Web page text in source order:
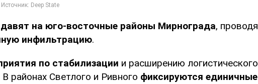
давят на юго-восточные районы Мирнограда, проводя
инфильтрацию.
по стабилизации и расширению логистического
районах Светлого и Ривного фиксируются единичные